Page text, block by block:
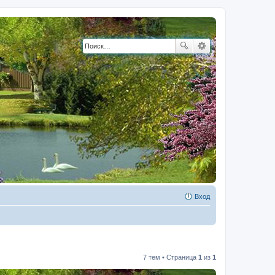
Вход
7 тем • Страница 1 из 1